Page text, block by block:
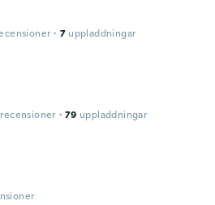
· 7 uppladdningar
recensioner · 79 uppladdningar